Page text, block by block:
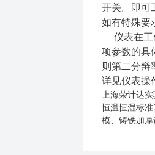
开关。即可
如有特殊要
仪表在工
项参数的具
则第二分辩
详见仪表操
上海荣计达
恒温恒湿标
模、铸铁加